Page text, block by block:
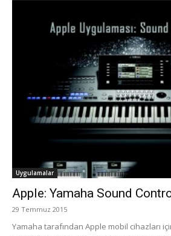
Uygulamalar
Apple: Yamaha Sound
29 Temmuz 2015
Yamaha tarafından Apple mobil cihazları